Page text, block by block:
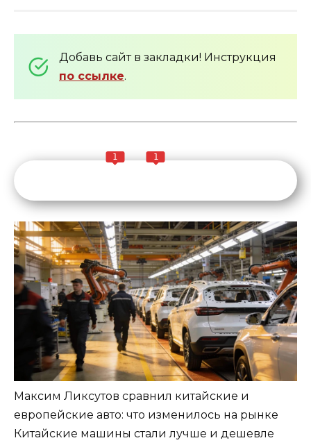
Добавь сайт в закладки! Инструкция
по ссылке.
1 1
Максим Ликсутов сравнил китайские и
европейские авто: что изменилось на рынке
Китайские машины стали лучше и дешевле